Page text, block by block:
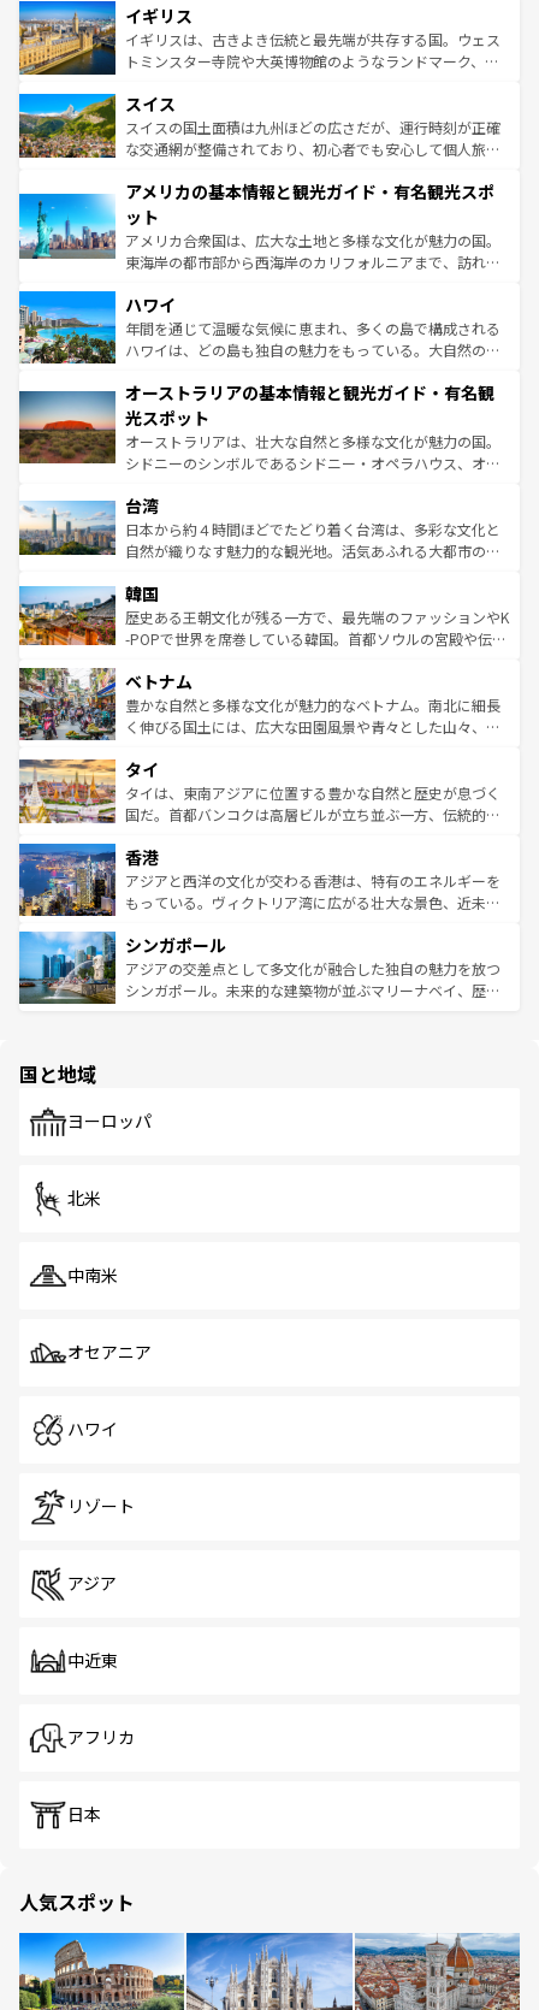
香り高いラベンダー畑など、多彩な楽しみ方が可能だ。さ
らに、パリ以外の地域にも魅力が溢れており、どの街角に
も豊かな歴史と文化が息づいている。パリ以外の個性あふ
を参照してほしい。
顔を持つこの国は、どこを歩いても飽きることがない。ベ
ルリンの文化的活気、バイエルン州のアルプスの絶景、そ
してライン川沿いのワイン畑といった風景は必見。ビール
は、お酒好きな人にはぜひ体験してほしい。 なお、新着の
ドイツ情報はコンテンツ一覧を参照してほしい。
イギリス
イギリスは、古きよき伝統と最先端が共存する国。ウェス
トミンスター寺院や大英博物館のようなランドマーク、歴
リアごとに異なる魅力がある。また、優雅なアフタヌーン
ティー、ビール好きにはたまらない英国パブ、サッカー観
戦など、本場だからこそできる体験も豊富。イギリスを旅
ンツ一覧を参照してほしい。
スイス
スイスの国土面積は九州ほどの広さだが、運行時刻が正確
な交通網が整備されており、初心者でも安心して個人旅行
の建物がそのまま残る町や、スイスならではのユニークな
博物館もあり、アルプス観光だけでなく町歩きも満喫する
ことができる。国民の所得が高いため物価も高いが、旅行
者向けの交通パス提供のサービスもあり、うまく活用すれ
着のスイス情報は
アメリカの基本情報と観光ガイド・有名観光スポ
ット
アメリカ合衆国は、広大な土地と多様な文化が魅力の国。
東海岸の都市部から西海岸のカリフォルニアまで、訪れる
のような巨大都市は、観光、ショッピング、エンターテイ
ンメントが詰まった刺激的なスポットだ。一方、アメリカ
西部には大自然が広がり、グランドキャニオンやイエロー
部のニューオーリンズでは、音楽と美食が融合した独特の
文化が魅力。旅行者はアメリカの各地域で異なる魅力を楽
しみながら、その多様性と豊かな歴史を感じることができ
るだろう。車でのロードトリップや列車の旅も、アメリカ
情報は
ハワイ
年間を通じて温暖な気候に恵まれ、多くの島で構成される
ハワイは、どの島も独自の魅力をもっている。大自然の神
ワイ島は見逃せない。また、定番の観光地といえばオアフ
島だが、静かな自然を求めるならマウイ島やカウアイ島が
おすすめ。エメラルドグリーンに輝く海をはじめ、豊かな
文化や歴史が息づいている。「アロハスピリット」と呼ば
人々、おいしいローカルフードやハワイアンミュージッ
ク、伝統的なフラダンスなど、すべてがハワイの魅力を彩
っている。訪れるたびに新しい発見と感動が待っているハ
はコンテンツ一覧
オーストラリアの基本情報と観光ガイド・有名観
光スポット
オーストラリアは、壮大な自然と多様な文化が魅力の国。
シドニーのシンボルであるシドニー・オペラハウス、オー
リアリーフや大陸中央部にそびえるウルル（エアーズロッ
ク）、タスマニアの美しい原生林やケアンズの熱帯雨林な
ど、見どころがたくさん。また、カフェやワイン、オージ
いる。アクティビティも充実しており、サーフィンやダイ
ビング、ハイキングなど、アウトドア好きにはたまらな
い。オーストラリアの多彩な魅力を存分に味わいつくそ
参照してほしい。
台湾
日本から約４時間ほどでたどり着く台湾は、多彩な文化と
自然が織りなす魅力的な観光地。活気あふれる大都市の台
ン）、静ひつな山岳地帯である台湾東部など、都市の喧騒
と山間の静けさが共存しており、訪れる人に新しい発見と
驚きをもたらしてくれる。また、奥深い台湾の食文化も魅
容にもいいと評判のスイーツなど、バラエティ豊かな料理
が味わえる。 なお、新着の台湾情報は コンテンツ一覧を参
照してほしい。
韓国
歴史ある王朝文化が残る一方で、最先端のファッションやK
-POPで世界を席巻している韓国。首都ソウルの宮殿や伝統
き、地方に足を延ばせば四季折々の自然美を楽しむことが
できる。そして、キムチや焼肉、絶品のストリートフード
まで、さまざまな韓国料理が待っている。夜には、韓国な
リティに包まれながら、韓国の多彩な魅力を心ゆくまで味
わってみてほしい。 なお、新着の韓国情報はコンテンツ一
覧を参照してほしい。
ベトナム
豊かな自然と多様な文化が魅力的なベトナム。南北に細長
く伸びる国土には、広大な田園風景や青々とした山々、世
急速な発展と共に伝統が息づく。ハノイの古い町並みやホ
ーチミン市のフランス統治時代の建物も、独特の雰囲気を
醸し出している。また、バラエティの豊かさとおいしさで
とつ。フォーやバインミー、ベトナムコーヒーなどは、ぜ
ひ現地で味わいたい。どの地域を訪れてもあたたかい人々
が旅行者を迎えてくれるので、きっと忘れられない旅にな
参照してほしい。
タイ
タイは、東南アジアに位置する豊かな自然と歴史が息づく
国だ。首都バンコクは高層ビルが立ち並ぶ一方、伝統的な
の活気が交差している。北部ではチェンマイなどの山岳地
帯で自然と触れ合い、南部ではプーケットやクラビの美し
いビーチでリゾート気分を楽しむことができる。タイ料理
激する。気候は一年中温暖で、どの季節にも異なる楽しみ
が待っている。親しみやすいタイの人々、仏教を中心とし
た文化、そして多様な観光資源が、訪れる旅人を魅了し続
香港
アジアと西洋の文化が交わる香港は、特有のエネルギーを
もっている。ヴィクトリア湾に広がる壮大な景色、近未来
み、どこを訪れても感動するはず。観光スポットが密集し
ており、効率よく見どころを回れるのも魅力。息をのむよ
うな絶景から文化的な体験まで、香港を存分に楽しみ尽く
シンガポール
アジアの交差点として多文化が融合した独自の魅力を放つ
シンガポール。未来的な建築物が並ぶマリーナベイ、歴史
で、ホーカーズは地元の風情を楽しめる外せないスポット
国と地域
ヨーロッパ
北米
中南米
オセアニア
ハワイ
リゾート
アジア
中近東
アフリカ
日本
人気スポット